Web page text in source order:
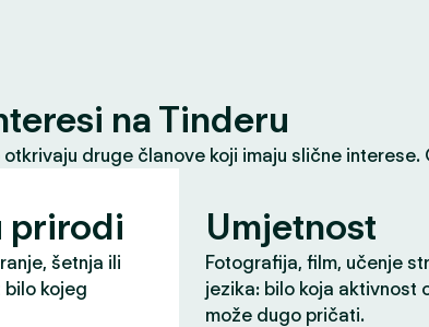
na Tinderu
druge članove koji imaju slične
prirodi
šetnja ili
bilo kojeg
Umjetnost
Fotografija, film, učenje
jezika: bilo koja aktivnost
može dugo pričati.